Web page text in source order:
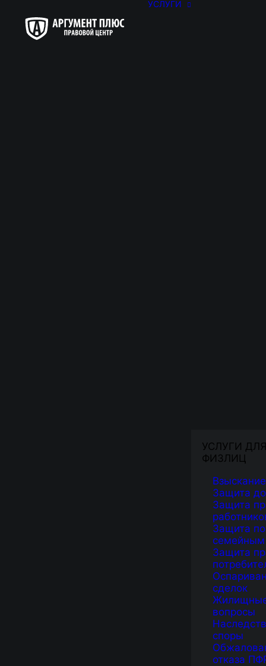
УСЛУГИ
УСЛУГИ ДЛЯ
ФИЗЛИЦ
Защита
Защита
Защита по
Защита
сделок
вопросы
споры
отказа